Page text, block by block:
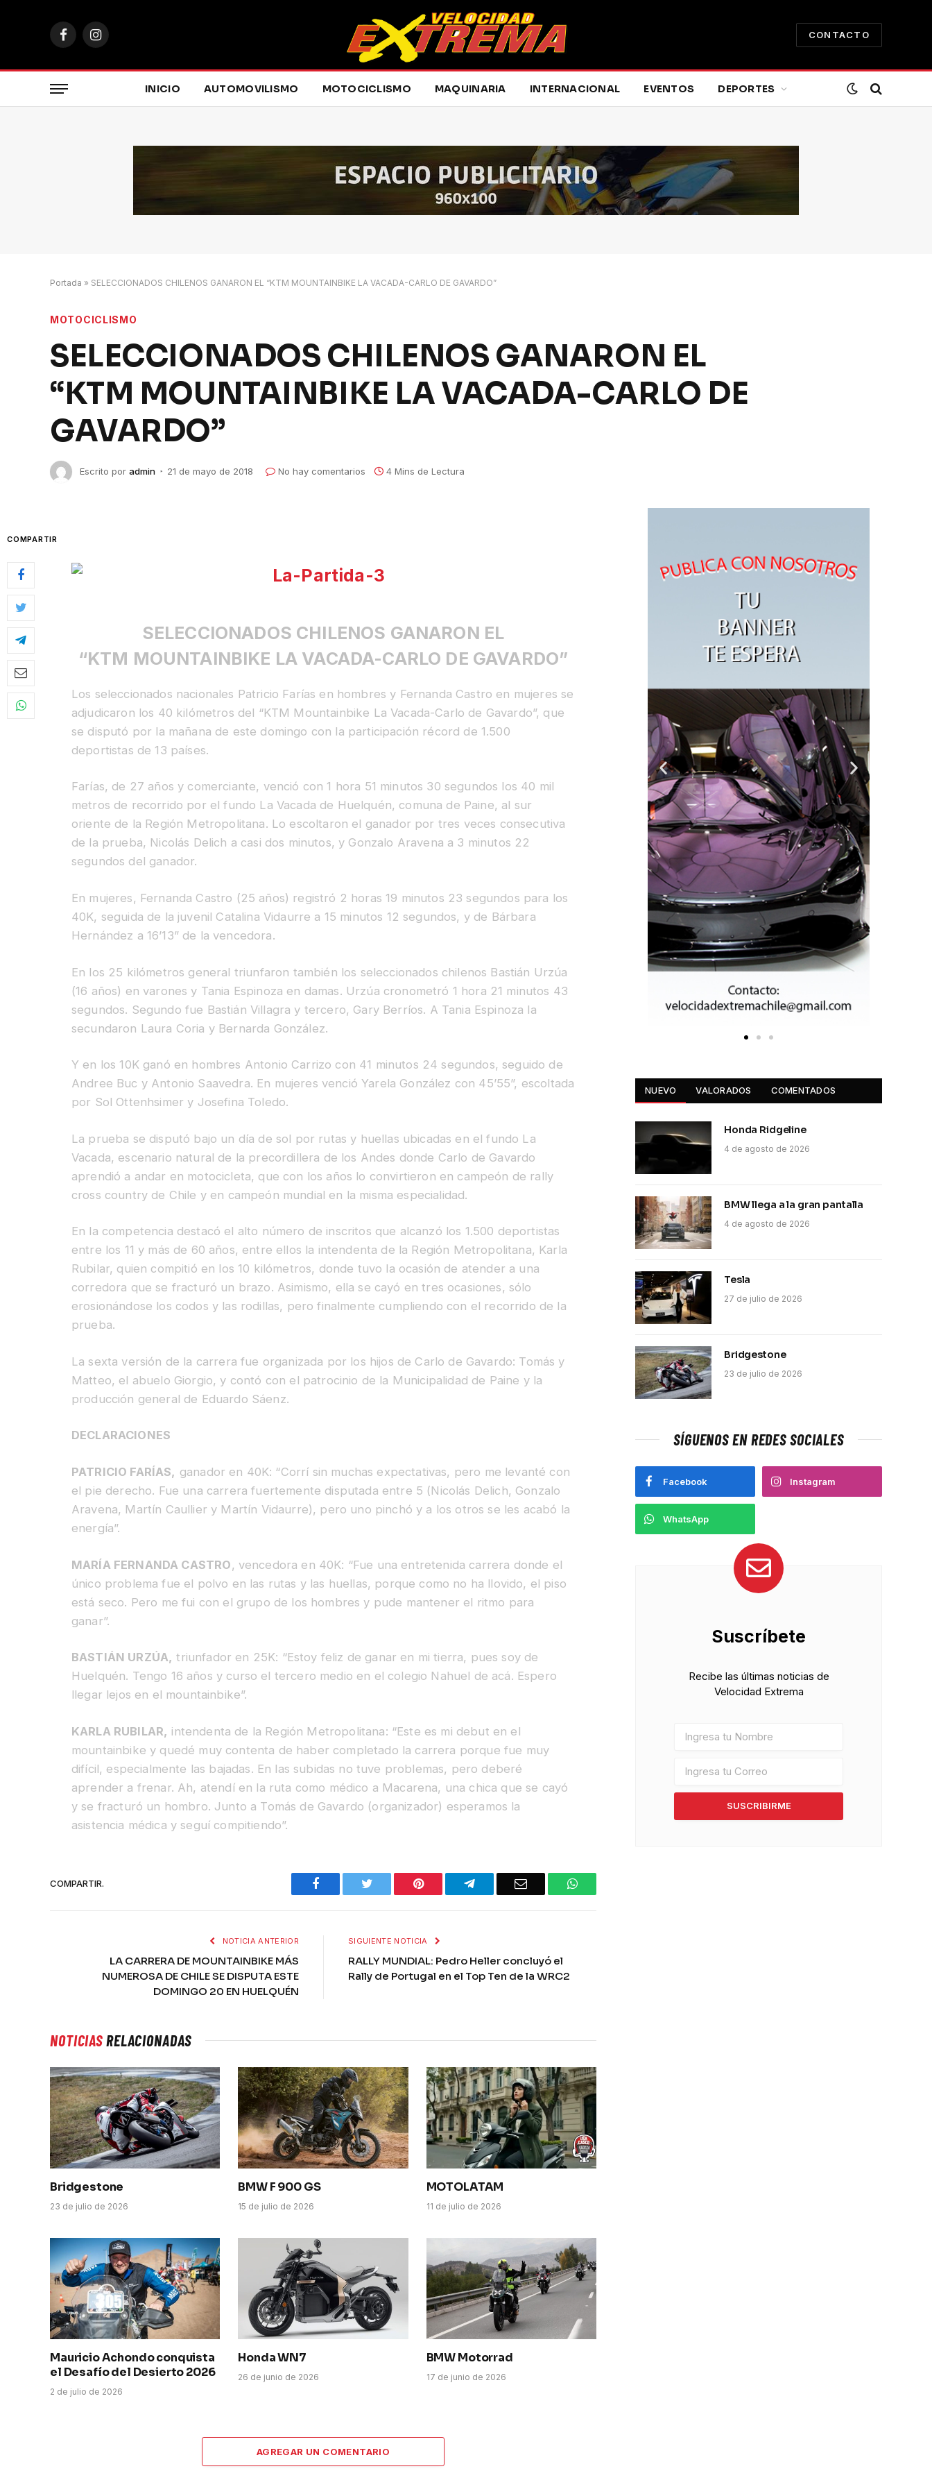
FacebookInstagram
CONTACTO
INICIO AUTOMOVILISMO MOTOCICLISMO MAQUINARIA INTERNACIONAL EVENTOS DEPORTES
Portada » SELECCIONADOS CHILENOS GANARON EL “KTM MOUNTAINBIKE LA VACADA-CARLO DE GAVARDO”
MOTOCICLISMO
SELECCIONADOS CHILENOS GANARON EL
“KTM MOUNTAINBIKE LA VACADA-CARLO DE
GAVARDO”
Escrito por admin 21 de mayo de 2018 No hay comentarios 4 Mins de Lectura
COMPARTIR
SELECCIONADOS CHILENOS GANARON EL
“KTM MOUNTAINBIKE LA VACADA-CARLO DE GAVARDO”
Los seleccionados nacionales Patricio Farías en hombres y Fernanda Castro en mujeres se
adjudicaron los 40 kilómetros del “KTM Mountainbike La Vacada-Carlo de Gavardo”, que
se disputó por la mañana de este domingo con la participación récord de 1.500
deportistas de 13 países.
Farías, de 27 años y comerciante, venció con 1 hora 51 minutos 30 segundos los 40 mil
metros de recorrido por el fundo La Vacada de Huelquén, comuna de Paine, al sur
oriente de la Región Metropolitana. Lo escoltaron el ganador por tres veces consecutiva
de la prueba, Nicolás Delich a casi dos minutos, y Gonzalo Aravena a 3 minutos 22
segundos del ganador.
En mujeres, Fernanda Castro (25 años) registró 2 horas 19 minutos 23 segundos para los
40K, seguida de la juvenil Catalina Vidaurre a 15 minutos 12 segundos, y de Bárbara
Hernández a 16’13” de la vencedora.
En los 25 kilómetros general triunfaron también los seleccionados chilenos Bastián Urzúa
(16 años) en varones y Tania Espinoza en damas. Urzúa cronometró 1 hora 21 minutos 43
segundos. Segundo fue Bastián Villagra y tercero, Gary Berríos. A Tania Espinoza la
secundaron Laura Coria y Bernarda González.
Y en los 10K ganó en hombres Antonio Carrizo con 41 minutos 24 segundos, seguido de
Andree Buc y Antonio Saavedra. En mujeres venció Yarela González con 45’55”, escoltada
por Sol Ottenhsimer y Josefina Toledo.
La prueba se disputó bajo un día de sol por rutas y huellas ubicadas en el fundo La
Vacada, escenario natural de la precordillera de los Andes donde Carlo de Gavardo
aprendió a andar en motocicleta, que con los años lo convirtieron en campeón de rally
cross country de Chile y en campeón mundial en la misma especialidad.
En la competencia destacó el alto número de inscritos que alcanzó los 1.500 deportistas
entre los 11 y más de 60 años, entre ellos la intendenta de la Región Metropolitana, Karla
Rubilar, quien compitió en los 10 kilómetros, donde tuvo la ocasión de atender a una
corredora que se fracturó un brazo. Asimismo, ella se cayó en tres ocasiones, sólo
erosionándose los codos y las rodillas, pero finalmente cumpliendo con el recorrido de la
prueba.
La sexta versión de la carrera fue organizada por los hijos de Carlo de Gavardo: Tomás y
Matteo, el abuelo Giorgio, y contó con el patrocinio de la Municipalidad de Paine y la
producción general de Eduardo Sáenz.
DECLARACIONES
PATRICIO FARÍAS, ganador en 40K: “Corrí sin muchas expectativas, pero me levanté con
el pie derecho. Fue una carrera fuertemente disputada entre 5 (Nicolás Delich, Gonzalo
Aravena, Martín Caullier y Martín Vidaurre), pero uno pinchó y a los otros se les acabó la
energía”.
MARÍA FERNANDA CASTRO , vencedora en 40K: “Fue una entretenida carrera donde el
único problema fue el polvo en las rutas y las huellas, porque como no ha llovido, el piso
está seco. Pero me fui con el grupo de los hombres y pude mantener el ritmo para
ganar”.
BASTIÁN URZÚA, triunfador en 25K: “Estoy feliz de ganar en mi tierra, pues soy de
Huelquén. Tengo 16 años y curso el tercero medio en el colegio Nahuel de acá. Espero
llegar lejos en el mountainbike”.
KARLA RUBILAR, intendenta de la Región Metropolitana: “Este es mi debut en el
mountainbike y quedé muy contenta de haber completado la carrera porque fue muy
difícil, especialmente las bajadas. En las subidas no tuve problemas, pero deberé
aprender a frenar. Ah, atendí en la ruta como médico a Macarena, una chica que se cayó
y se fracturó un hombro. Junto a Tomás de Gavardo (organizador) esperamos la
asistencia médica y seguí compitiendo”.
COMPARTIR. Facebook Twitter Pinterest Telegram Email WhatsApp
NOTICIA ANTERIOR
LA CARRERA DE MOUNTAINBIKE MÁS
NUMEROSA DE CHILE SE DISPUTA ESTE
DOMINGO 20 EN HUELQUÉN
SIGUIENTE NOTICIA
RALLY MUNDIAL: Pedro Heller concluyó el
Rally de Portugal en el Top Ten de la WRC2
NOTICIASRELACIONADAS
Bridgestone
23 de julio de 2026
BMW F 900 GS
15 de julio de 2026
MOTOLATAM
11 de julio de 2026
Mauricio Achondo conquista
el Desafío del Desierto 2026
2 de julio de 2026
Honda WN7
26 de junio de 2026
BMW Motorrad
17 de junio de 2026
AGREGAR UN COMENTARIO
NUEVO VALORADOS COMENTADOS
Honda Ridgeline
4 de agosto de 2026
BMW llega a la gran pantalla
4 de agosto de 2026
Tesla
27 de julio de 2026
Bridgestone
23 de julio de 2026
SÍGUENOS EN REDES SOCIALES
Facebook Instagram
WhatsApp
Suscríbete
Recibe las últimas noticias de
Velocidad Extrema
SUSCRIBIRME